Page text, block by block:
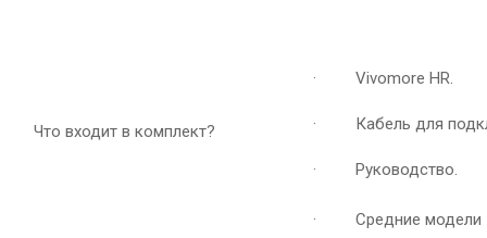
Что входит в комплект?
· Vivomore HR.
· Кабель для
· Руководство.
· Средние модели